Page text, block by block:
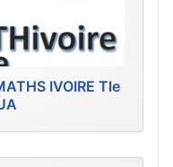
IVOIRE Tle